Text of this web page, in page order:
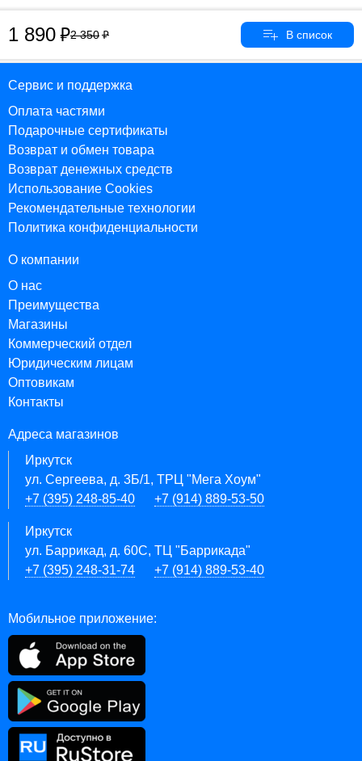
1 890 2 350
Сервис и поддержка
Оплата частями
Подарочные сертификаты
Возврат и обмен товара
Возврат денежных средств
Использование Cookies
Рекомендательные технологии
Политика конфиденциальности
О компании
О нас
Преимущества
Магазины
Коммерческий отдел
Юридическим лицам
Оптовикам
Контакты
Адреса магазинов
Иркутск
ул. Сергеева, д. 3Б/1, ТРЦ "Мега Хоум"
+7 (395) 248-85-40
+7 (914) 889-53-50
Иркутск
ул. Баррикад, д. 60С, ТЦ "Баррикада"
+7 (395) 248-31-74
+7 (914) 889-53-40
Мобильное приложение: